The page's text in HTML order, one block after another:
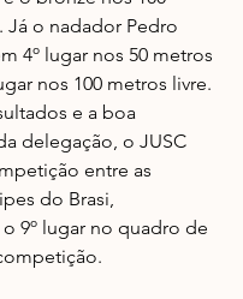
Já o nadador Pedro
4º lugar nos 50 metros
nos 100 metros livre.
e a boa
delegação, o JUSC
entre as
do Brasi,
9º lugar no quadro de